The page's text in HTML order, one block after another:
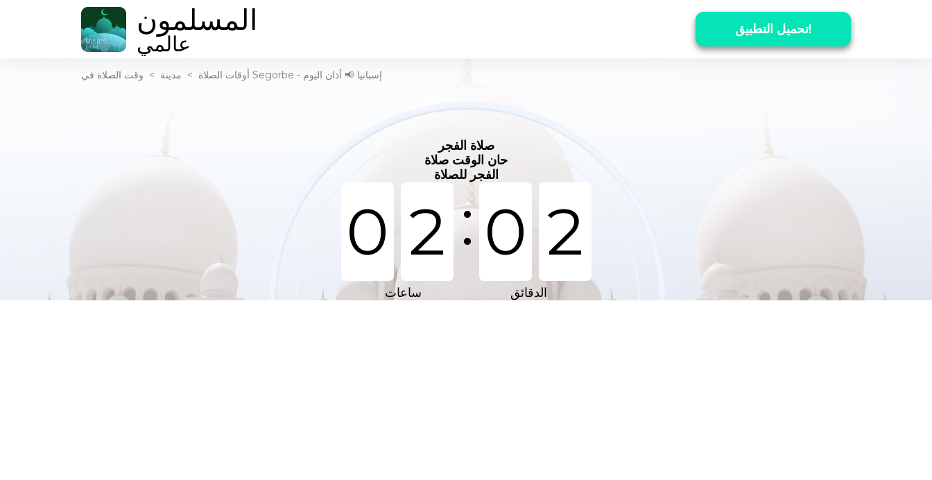
المسلمون
عالمي تحميل التطبيق!
أوقات الصلاة > مدينة > وقت الصلاة في Segorbe - إسبانيا 📢 أذان اليوم
صلاة الفجر
حان الوقت صلاة
الفجر للصلاة
0 2 :0 2
ساعات الدقائق